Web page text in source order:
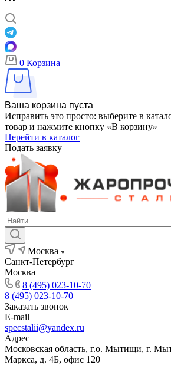
0 Корзина
Ваша корзина пуста
Исправить это просто: выберите в
товар и нажмите кнопку «В корзину»
Перейти в каталог
Подать заявку
Москва
Санкт-Петербург
Москва
8 (495) 023-10-70
8 (495) 023-10-70
Заказать звонок
E-mail
specstalii@yandex.ru
Адрес
Московская область, г.о. Мытищи, г.
Маркса, д. 4Б, офис 120